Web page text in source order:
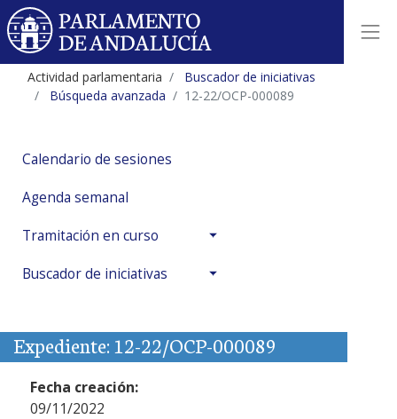
Actividad parlamentaria
Buscador de iniciativas
Búsqueda avanzada
12-22/OCP-000089
Calendario de sesiones
Agenda semanal
Tramitación en curso
Buscador de iniciativas
Expediente: 12-22/OCP-000089
Fecha creación:
09/11/2022